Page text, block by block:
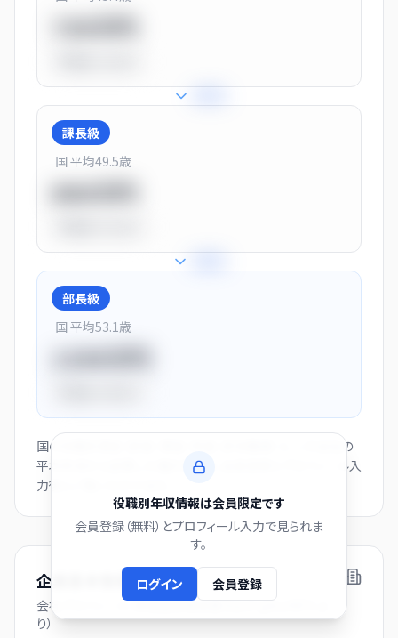
課長級
国 平均49.5歳
部長級
国 平均53.1歳
役職別年収情報は会員限定です
会員登録（無料）とプロフィール入力で見られま
す。
ログイン 会員登録
国の役職別賃金（部長・課長・係長・非役職者）と、この会社の
平均年収から逆算した推計値です。会員登録とプロフィール入
力後にご覧いただけます。
企業基本情報
会社プロフィール（有価証券報告書および gBizINFO よ
り）